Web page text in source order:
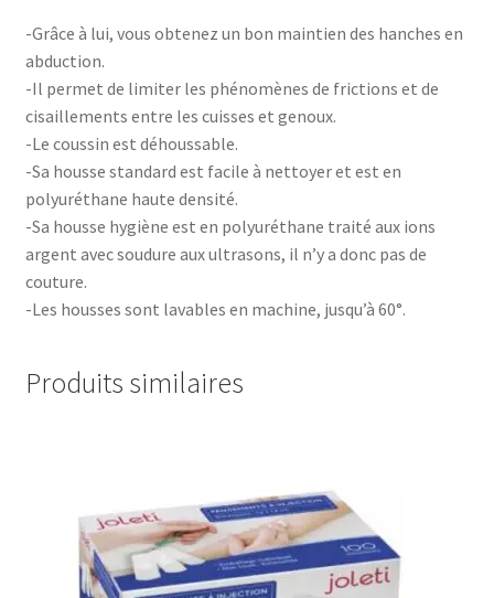
-Grâce à lui, vous obtenez un bon maintien des hanches en
abduction.
-Il permet de limiter les phénomènes de frictions et de
cisaillements entre les cuisses et genoux.
-Le coussin est déhoussable.
-Sa housse standard est facile à nettoyer et est en
polyuréthane haute densité.
-Sa housse hygiène est en polyuréthane traité aux ions
argent avec soudure aux ultrasons, il n’y a donc pas de
couture.
-Les housses sont lavables en machine, jusqu’à 60°.
Produits similaires